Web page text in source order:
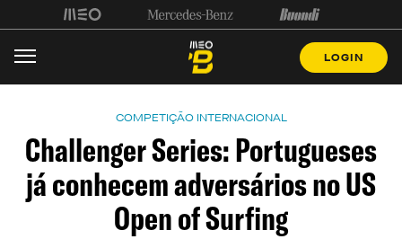
LOGIN
COMPETIÇÃO INTERNACIONAL
Challenger Series: Portugueses
já conhecem adversários no US
Open of Surfing